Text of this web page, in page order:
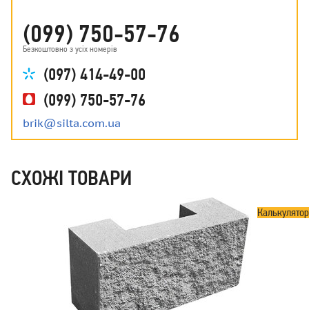
(099) 750-57-76
Безкоштовно з усіх номерів
(097) 414-49-00
(099) 750-57-76
brik@silta.com.ua
СХОЖІ ТОВАРИ
Калькулятор